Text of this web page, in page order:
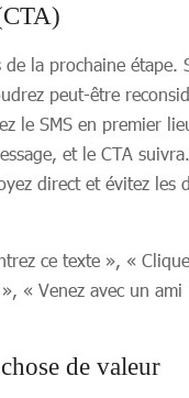
la prochaine étape.
peut-être
le SMS en premier
et le CTA
direct et évitez les
ce texte », «
», « Venez avec un
de valeur